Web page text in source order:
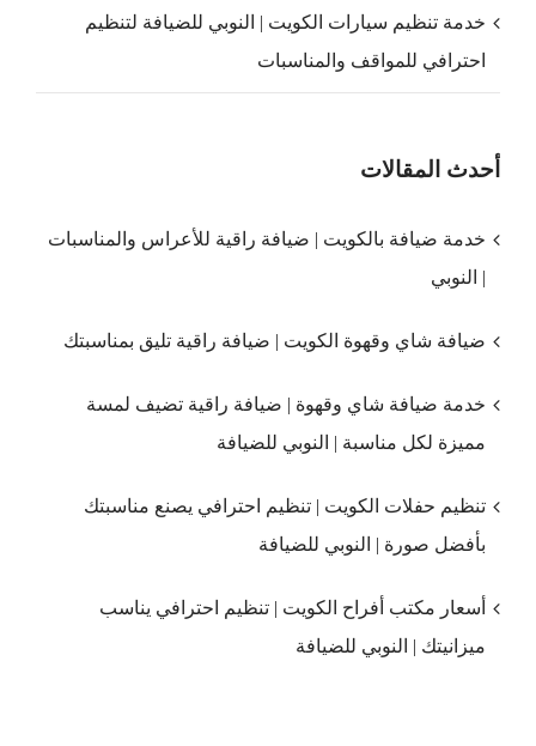
خدمة تنظيم سيارات الكويت | النوبي للضيافة لتنظيم
احترافي للمواقف والمناسبات
أحدث المقالات
خدمة ضيافة بالكويت | ضيافة راقية للأعراس والمناسبات
| النوبي
ضيافة شاي وقهوة الكويت | ضيافة راقية تليق بمناسبتك
خدمة ضيافة شاي وقهوة | ضيافة راقية تضيف لمسة
مميزة لكل مناسبة | النوبي للضيافة
تنظيم حفلات الكويت | تنظيم احترافي يصنع مناسبتك
بأفضل صورة | النوبي للضيافة
أسعار مكتب أفراح الكويت | تنظيم احترافي يناسب
ميزانيتك | النوبي للضيافة